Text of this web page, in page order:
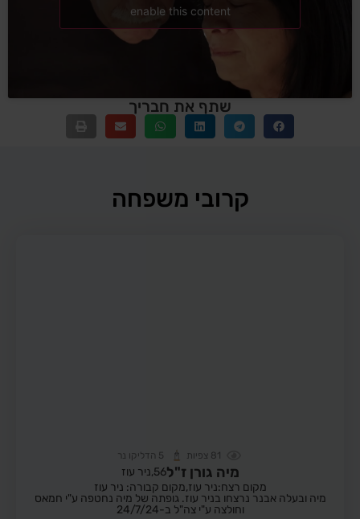
enable this content
שתף את חבריך
קרובי משפחה
81 צפיות 5 הדליקו נר
מיה גורן ז"ל56, ניר עוז
מקום רצח:ניר עוז,מקום קבורה: ניר עוז
מיה ובעלה אבנר נרצחו בניר עוז. גופתה של מיה נחטפה ע"י חמאס
וחולצה ע"י צה"ל ב-24/7/24